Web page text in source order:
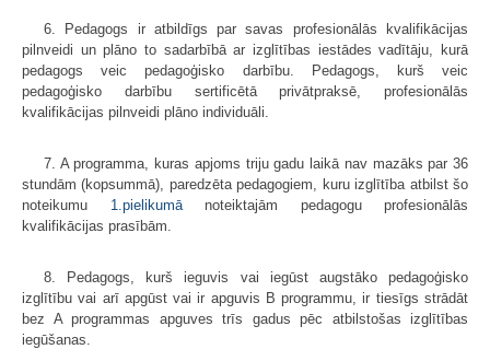
6. Pedagogs ir atbildīgs par savas profesionālās kvalifikācijas
pilnveidi un plāno to sadarbībā ar izglītības iestādes vadītāju, kurā
pedagogs veic pedagoģisko darbību. Pedagogs, kurš veic
pedagoģisko darbību sertificētā privātpraksē, profesionālās
kvalifikācijas pilnveidi plāno individuāli.
7. A programma, kuras apjoms triju gadu laikā nav mazāks par 36
stundām (kopsummā), paredzēta pedagogiem, kuru izglītība atbilst šo
noteikumu 1.pielikumānoteiktajām pedagogu profesionālās
kvalifikācijas prasībām.
8. Pedagogs, kurš ieguvis vai iegūst augstāko pedagoģisko
izglītību vai arī apgūst vai ir apguvis B programmu, ir tiesīgs strādāt
bez A programmas apguves trīs gadus pēc atbilstošas izglītības
iegūšanas.